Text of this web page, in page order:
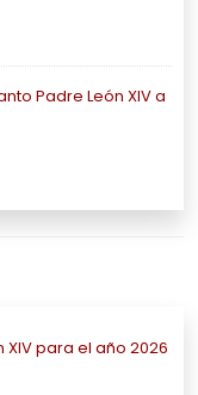
Padre León XIV a
para el año 2026